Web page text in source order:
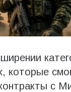
которые
с